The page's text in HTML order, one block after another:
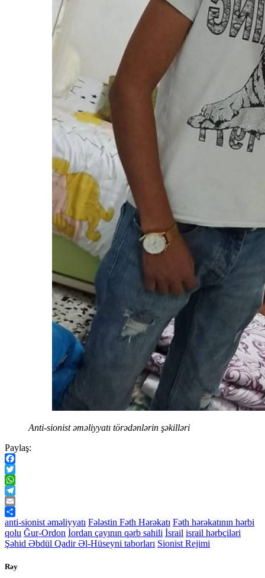
Anti-sionist əməliyyatı törədənlərin şəkilləri
Paylaş:
Facebook
Twitter
WhatsApp
Telegram
Email
Share
anti-sionist əməliyyatı Fələstin Fəth Hərəkatı Fəth hərəkatının hərbi
qolu Ğur-Ordon İordan çayının qərb sahili İsrail israil hərbçiləri
Şəhid Əbdül Qadir Əl-Hüseyni taborları Sionist Rejimi
Rəy